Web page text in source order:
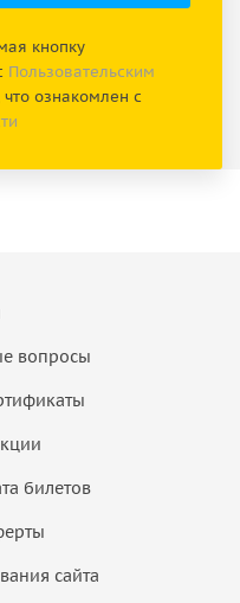
кнопку
Пользовательским
ознакомлен с
вопросы
билетов
сайта